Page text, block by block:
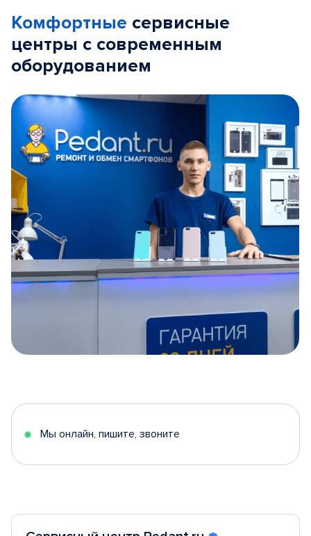
Комфортные сервисные
центры с современным
оборудованием
5
Мы онлайн, пишите, звоните